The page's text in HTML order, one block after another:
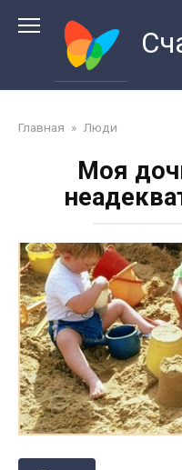
Главная » Люди
Моя